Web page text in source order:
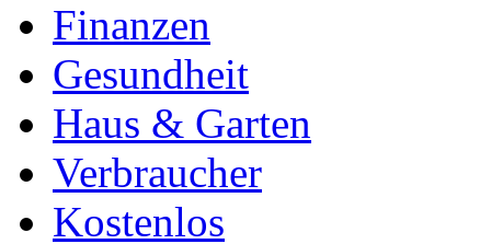
Finanzen
Gesundheit
Haus & Garten
Verbraucher
Kostenlos